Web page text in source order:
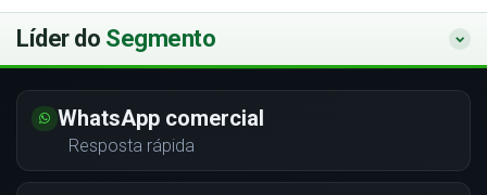
Líder do Segmento
WhatsApp comercial
Resposta rápida